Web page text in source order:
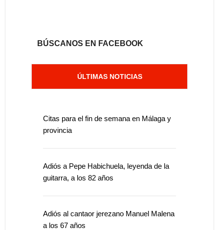
BÚSCANOS EN FACEBOOK
ÚLTIMAS NOTICIAS
Citas para el fin de semana en Málaga y
provincia
Adiós a Pepe Habichuela, leyenda de la
guitarra, a los 82 años
Adiós al cantaor jerezano Manuel Malena
a los 67 años